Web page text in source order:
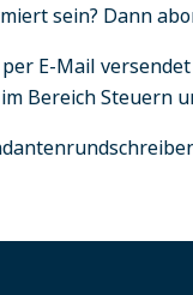
sein? Dann
E-Mail
Bereich Steuern